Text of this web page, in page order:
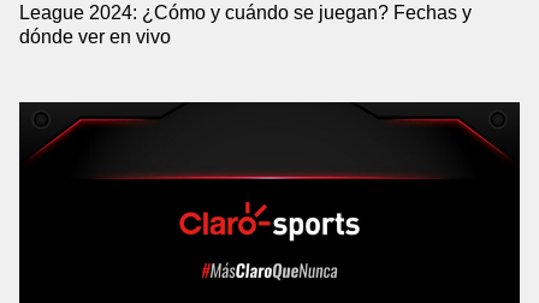
League 2024: ¿Cómo y cuándo se juegan? Fechas y
dónde ver en vivo